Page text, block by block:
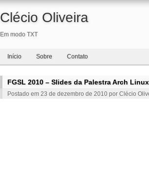
Clécio Oliveira
Em modo TXT
Início Sobre Contato
FGSL 2010 – Slides da Palestra Arch Linux
Postado em 23 de dezembro de 2010 por Clécio